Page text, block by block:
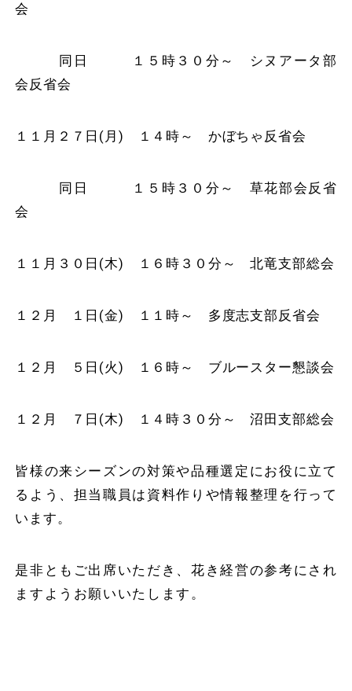
会
同日 １５時３０分～ シヌアータ部
会反省会
１１月２７日(月) １４時～ かぼちゃ反省会
同日 １５時３０分～ 草花部会反省
会
１１月３０日(木) １６時３０分～ 北竜支部総会
１２月 １日(金) １１時～ 多度志支部反省会
１２月 ５日(火) １６時～ ブルースター懇談会
１２月 ７日(木) １４時３０分～ 沼田支部総会
皆様の来シーズンの対策や品種選定にお役に立て
るよう、担当職員は資料作りや情報整理を行って
います。
是非ともご出席いただき、花き経営の参考にされ
ますようお願いいたします。